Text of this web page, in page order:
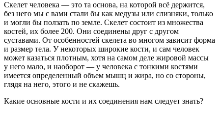
Скелет человека — это та основа, на которой всё держится,
без него мы с вами стали бы как медузы или слизняки, только
и могли бы ползать по земле. Скелет состоит из множества
костей, их более 200. Они соединены друг с другом
суставами. От особенностей скелета во многом зависит форма
и размер тела. У некоторых широкие кости, и сам человек
может казаться плотным, хотя на самом деле жировой массы
у него мало, и наоборот — у человека с тонкими костями
имеется определенный объем мышц и жира, но со стороны,
глядя на него, этого и не скажешь.
Какие основные кости и их соединения нам следует знать?